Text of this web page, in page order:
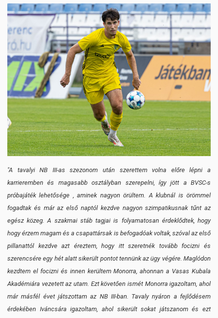
"A tavalyi NB III-as szezonom után szerettem volna előre lépni a
karrieremben és magasabb osztályban szerepelni, így jött a BVSC-s
próbajáték lehetősége , aminek nagyon örültem. A klubnál is örömmel
fogadtak és már az első naptól kezdve nagyon szimpatikusnak tűnt az
egész közeg. A szakmai stáb tagjai is folyamatosan érdeklődtek, hogy
hogy érzem magam és a csapattársak is befogadóak voltak, szóval az első
pillanattól kezdve azt éreztem, hogy itt szeretnék tovább focizni és
szerencsére egy hét alatt sikerült pontot tennünk az ügy végére. Maglódon
kezdtem el focizni és innen kerültem Monorra, ahonnan a Vasas Kubala
Akadémiára vezetett az utam. Ezt követően ismét Monorra igazoltam, ahol
már másfél évet játszottam az NB III-ban. Tavaly nyáron a fejlődésem
érdekében Iváncsára igazoltam, ahol sikerült sokat játszanom és ezt